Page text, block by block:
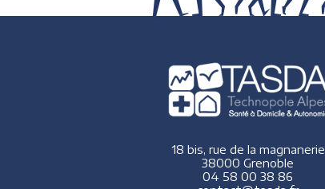
18 bis, rue de la magnanerie
38000 Grenoble
04 58 00 38 86